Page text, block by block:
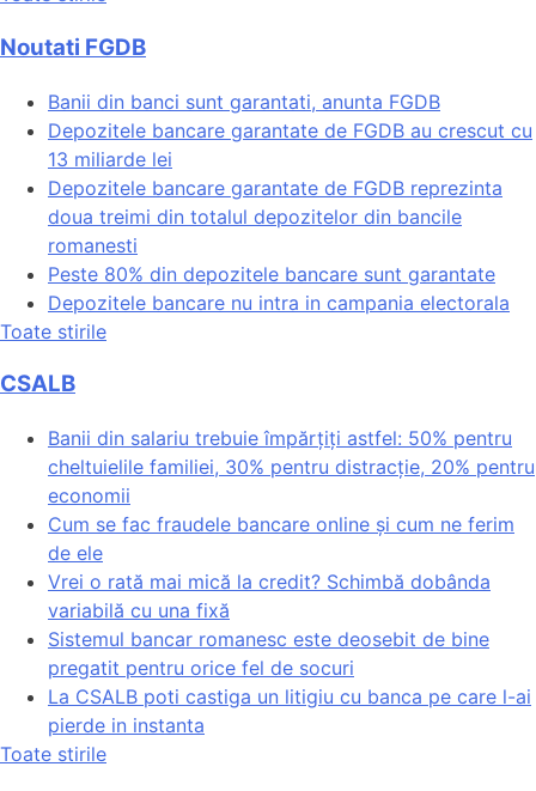
Noutati FGDB
Banii din banci sunt garantati, anunta FGDB
Depozitele bancare garantate de FGDB au crescut cu
13 miliarde lei
Depozitele bancare garantate de FGDB reprezinta
doua treimi din totalul depozitelor din bancile
romanesti
Peste 80% din depozitele bancare sunt garantate
Depozitele bancare nu intra in campania electorala
Toate stirile
CSALB
Banii din salariu trebuie împărțiți astfel: 50% pentru
cheltuielile familiei, 30% pentru distracție, 20% pentru
economii
Cum se fac fraudele bancare online și cum ne ferim
de ele
Vrei o rată mai mică la credit? Schimbă dobânda
variabilă cu una fixă
Sistemul bancar romanesc este deosebit de bine
pregatit pentru orice fel de socuri
La CSALB poti castiga un litigiu cu banca pe care l-ai
pierde in instanta
Toate stirile